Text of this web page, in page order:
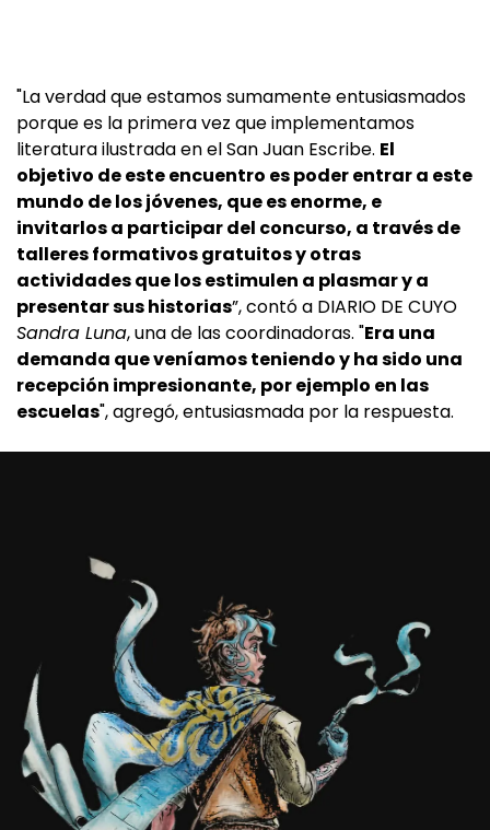
"La verdad que estamos sumamente entusiasmados
porque es la primera vez que implementamos
literatura ilustrada en el San Juan Escribe. El
objetivo de este encuentro es poder entrar a este
mundo de los jóvenes, que es enorme, e
invitarlos a participar del concurso, a través de
talleres formativos gratuitos y otras
actividades que los estimulen a plasmar y a
presentar sus historias”, contó a DIARIO DE CUYO
Sandra Luna, una de las coordinadoras. "Era una
demanda que veníamos teniendo y ha sido una
recepción impresionante, por ejemplo en las
escuelas", agregó, entusiasmada por la respuesta.